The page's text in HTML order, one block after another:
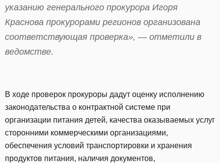
указанию генерального прокурора Игоря
Краснова прокурорами регионов организована
соответствующая проверка», — отметили в
ведомстве.
В ходе проверок прокуроры дадут оценку исполнению
законодательства о контрактной системе при
организации питания детей, качества оказываемых услуг
сторонними коммерческими организациями,
обеспечения условий транспортировки и хранения
продуктов питания, наличия документов,